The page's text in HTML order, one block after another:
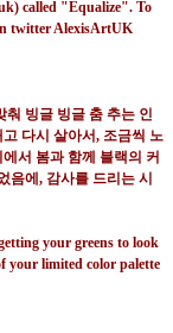
춰 빙글 빙글 춤 추는 인
다시 살아서, 조금씩 노
서 봄과 함께 블랙의 커
음에 , 감사를 드리는 시